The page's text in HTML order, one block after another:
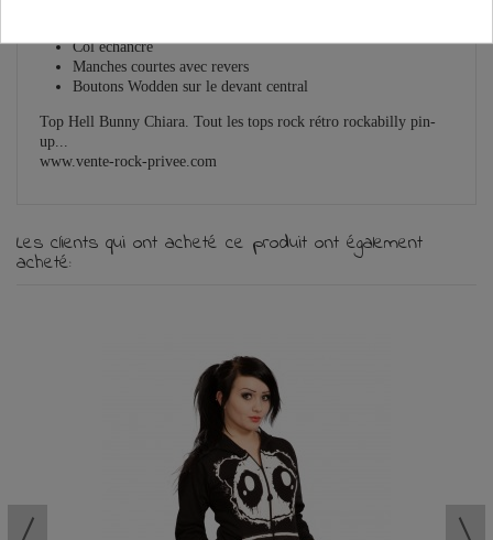
Col échancré
Manches courtes avec revers
Boutons Wodden sur le devant central
Top Hell Bunny Chiara. Tout les tops rock rétro rockabilly pin-
up...
www.vente-rock-privee.com
Les clients qui ont acheté ce produit ont également
acheté: